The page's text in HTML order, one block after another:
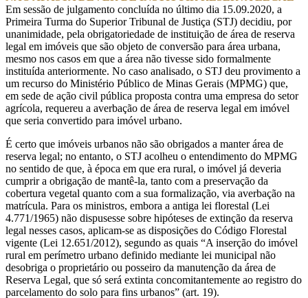
Em sessão de julgamento concluída no último dia 15.09.2020, a
Primeira Turma do Superior Tribunal de Justiça (STJ) decidiu, por
unanimidade, pela obrigatoriedade de instituição de área de reserva
legal em imóveis que são objeto de conversão para área urbana,
mesmo nos casos em que a área não tivesse sido formalmente
instituída anteriormente. No caso analisado, o STJ deu provimento a
um recurso do Ministério Público de Minas Gerais (MPMG) que,
em sede de ação civil pública proposta contra uma empresa do setor
agrícola, requereu a averbação de área de reserva legal em imóvel
que seria convertido para imóvel urbano.
É certo que imóveis urbanos não são obrigados a manter área de
reserva legal; no entanto, o STJ acolheu o entendimento do MPMG
no sentido de que, à época em que era rural, o imóvel já deveria
cumprir a obrigação de mantê-la, tanto com a preservação da
cobertura vegetal quanto com a sua formalização, via averbação na
matrícula. Para os ministros, embora a antiga lei florestal (Lei
4.771/1965) não dispusesse sobre hipóteses de extinção da reserva
legal nesses casos, aplicam-se as disposições do Código Florestal
vigente (Lei 12.651/2012), segundo as quais “A inserção do imóvel
rural em perímetro urbano definido mediante lei municipal não
desobriga o proprietário ou posseiro da manutenção da área de
Reserva Legal, que só será extinta concomitantemente ao registro do
parcelamento do solo para fins urbanos” (art. 19).